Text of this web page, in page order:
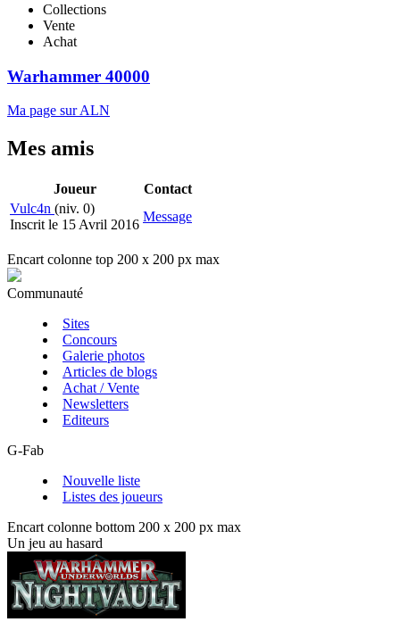
Collections
Vente
Achat
Warhammer 40000
Ma page sur ALN
Mes amis
Joueur
Contact
Vulc4n (niv. 0)
Inscrit le 15 Avril 2016
Message
Encart colonne top 200 x 200 px max
Communauté
Sites
Concours
Galerie photos
Articles de blogs
Achat / Vente
Newsletters
Editeurs
G-Fab
Nouvelle liste
Listes des joueurs
Encart colonne bottom 200 x 200 px max
Un jeu au hasard